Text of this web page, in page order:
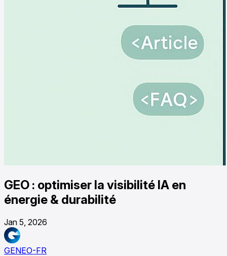
GEO : optimiser la visibilité IA en
énergie & durabilité
Jan 5, 2026
GENEO-FR